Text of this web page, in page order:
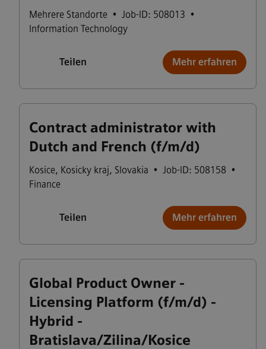
Mehrere Standorte • Job-ID: 508013 •
Information Technology
Teilen Mehr erfahren
Contract administrator with
Dutch and French (f/m/d)
Kosice, Kosicky kraj, Slovakia • Job-ID: 508158 •
Finance
Teilen Mehr erfahren
Global Product Owner -
Licensing Platform (f/m/d) -
Hybrid -
Bratislava/Zilina/Kosice